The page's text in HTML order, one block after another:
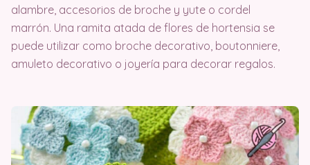
alambre, accesorios de broche y yute o cordel
marrón. Una ramita atada de flores de hortensia se
puede utilizar como broche decorativo, boutonniere,
amuleto decorativo o joyería para decorar regalos.